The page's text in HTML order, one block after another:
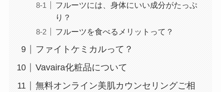
フルーツには、身体にいい成分がたっぷ
り？
フルーツを食べるメリットって？
ファイトケミカルって？
Vavaira化粧品について
無料オンライン美肌カウンセリングご相